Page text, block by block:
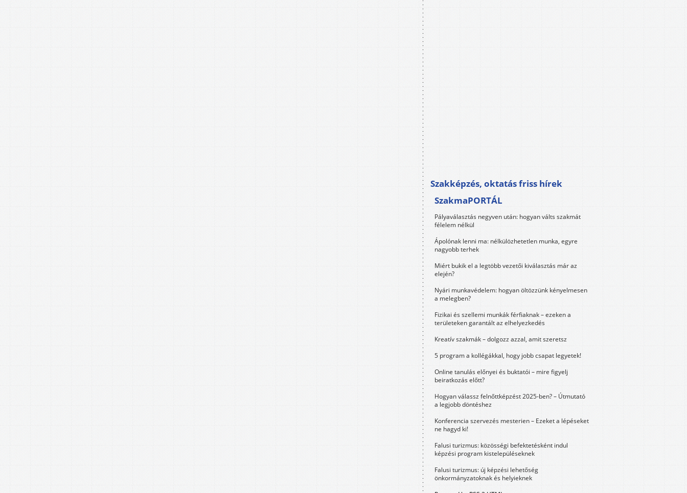
Szakképzés, oktatás friss hírek
SzakmaPORTÁL
Pályaválasztás negyven után: hogyan válts szakmát
félelem nélkül
Ápolónak lenni ma: nélkülözhetetlen munka, egyre
nagyobb terhek
Miért bukik el a legtöbb vezetői kiválasztás már az
elején?
Nyári munkavédelem: hogyan öltözzünk kényelmesen
a melegben?
Fizikai és szellemi munkák férfiaknak – ezeken a
területeken garantált az elhelyezkedés
Kreatív szakmák – dolgozz azzal, amit szeretsz
5 program a kollégákkal, hogy jobb csapat legyetek!
Online tanulás előnyei és buktatói – mire figyelj
beiratkozás előtt?
Hogyan válassz felnőttképzést 2025-ben? – Útmutató
a legjobb döntéshez
Konferencia szervezés mesterien – Ezeket a lépéseket
ne hagyd ki!
Falusi turizmus: közösségi befektetésként indul
képzési program kistelepüléseknek
Falusi turizmus: új képzési lehetőség
önkormányzatoknak és helyieknek